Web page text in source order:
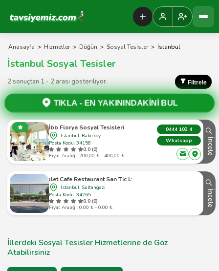
Tavsiyemiz Anasayfa
Anasayfa > Hizmetler > Düğün > Sosyal Tesisler > İstanbul
İstanbul Sosyal Tesisler
2 sonuçtan 1 - 2 arası gösteriliyor. Filtrele
TIKLA -EN YAKININDAKİNİ BUL
İbb Florya Sosyal Tesisleri
İstanbul, Bakırköy
Posta Kodu: 34158
0.0 (0)
Fiyat Aralığı: 200,00 ₺ - 400,00 ₺
0444 103 4
Whatsapp
İncele
Violet Cafe Restaurant San Tic Ltd Şti
İstanbul, Sultangazi
Posta Kodu: 34265
0.0 (0)
Fiyat Aralığı: 0,00 ₺ - 0,00 ₺
İncele
İllerdeki Sosyal Tesisler Hizmetlerine de Göz
Atabilirsiniz